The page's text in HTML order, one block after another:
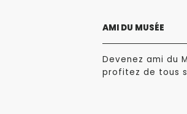
AMI DU MUSÉE
Devenez ami du
profitez de tous